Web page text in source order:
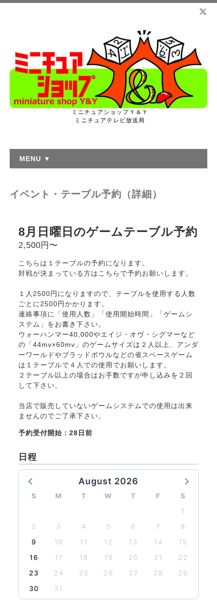
ミニチュアショップＹ＆Ｙ
ミニチュアテレビ放送局
MENU ▼
イベント・テーブル予約（詳細）
8月日曜日のゲームテーブル予約
2,500円〜
こちらは１テーブルの予約になります。
対戦が決まっている方はこちらで予約お願いします。
１人2500円になりますので、テーブルを使用する人数
ごとに2500円かかります。
連絡事項に「使用人数」「使用開始時間」「ゲームシ
ステム」をお書き下さい。
ウォーハンマー40,000やエイジ・オヴ・シグマーなど
の「44mv×60mv」のゲームサイズは２人以上、アンダ
ーワールドやブラッドボウルなどの省スペースゲーム
は１テーブルで４人での使用でお願いします。
２テーブル以上の場合はお手数ですが申し込みを２回
して下さい。
当店で販売していないゲームシステムでの使用は出来
ませんのでご了承下さい。
予約受付開始：28日前
日程
August 2026
S M T W T F
S
1
2
3 4 5 6 7
8
9
10 11 12 13 14
15
16
17 18 19 20 21
22
23
24 25 26 27 28
29
30
31